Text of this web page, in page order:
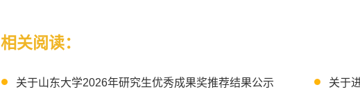
相关阅读：
关于山东大学2026年研究生优秀成果奖推荐结果公示 关于